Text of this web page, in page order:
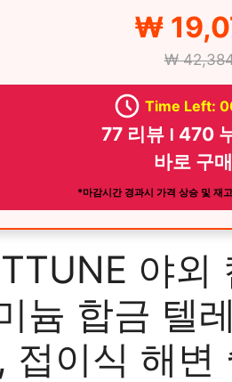
₩
₩
Time Left:
77 리뷰 ౹ 470
바로 구
*마감시간 경과시 가격 상승 및 재
야외
늄 합금 텔
접이식 해변